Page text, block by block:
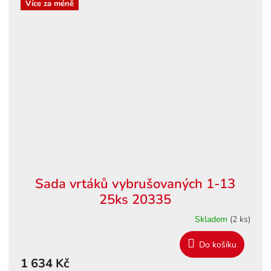
Více za méně
Sada vrtáků vybrušovaných 1-13
25ks 20335
Skladem (2 ks)
1 634 Kč
Do košíku